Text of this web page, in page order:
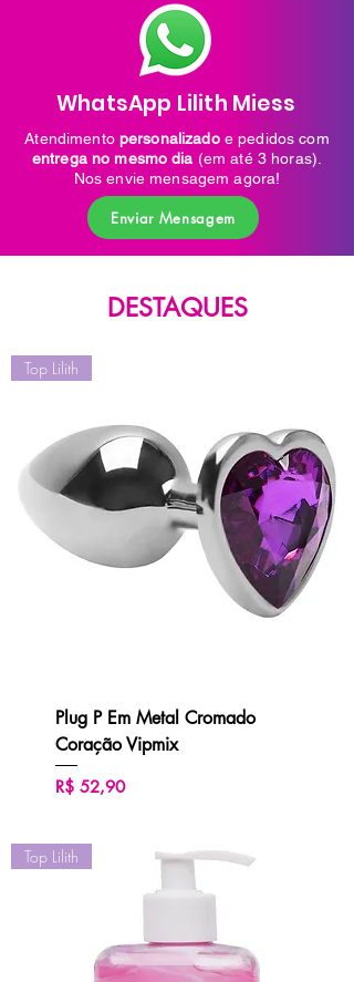
WhatsApp Lilith Miess
Atendimento personalizado e pedidos com
entrega no mesmo dia (em até 3 horas).
Nos envie mensagem agora!
Enviar Mensagem
DESTAQUES
Top Lilith
Plug P Em Metal Cromado
Coração Vipmix
Preço
R$ 52,90
Top Lilith